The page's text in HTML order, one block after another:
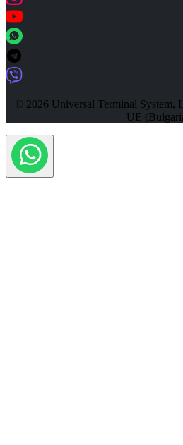
© 2026 Universal Terminal
UE